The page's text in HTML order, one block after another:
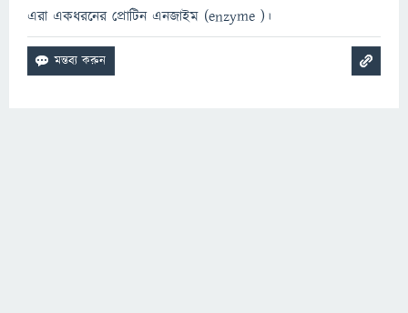
এরা একধরনের প্রোটিন এনজাইম (enzyme )‌।